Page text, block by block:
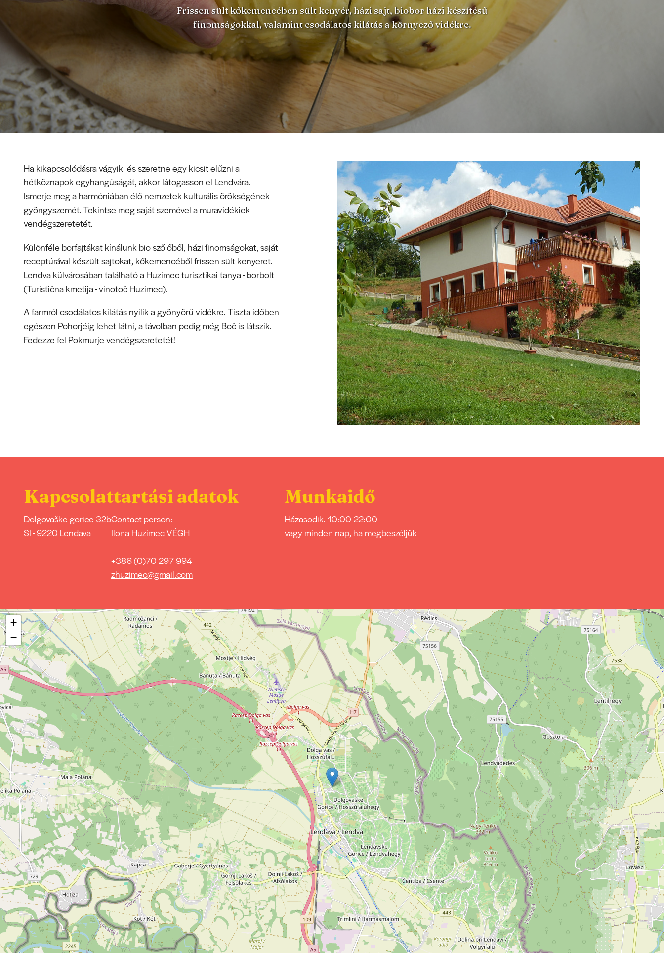
Frissen sült kőkemencében sült kenyér, házi sajt, biobor házi készítésű
finomságokkal, valamint csodálatos kilátás a környező vidékre.
Ha kikapcsolódásra vágyik, és szeretne egy kicsit elűzni a
hétköznapok egyhangúságát, akkor látogasson el Lendvára.
Ismerje meg a harmóniában élő nemzetek kulturális örökségének
gyöngyszemét. Tekintse meg saját szemével a muravidékiek
vendégszeretetét.
Különféle borfajtákat kínálunk bio szőlőből, házi finomságokat, saját
receptúrával készült sajtokat, kőkemencéből frissen sült kenyeret.
Lendva külvárosában található a Huzimec turisztikai tanya - borbolt
(Turistična kmetija - vinotoč Huzimec).
A farmról csodálatos kilátás nyílik a gyönyörű vidékre. Tiszta időben
egészen Pohorjéig lehet látni, a távolban pedig még Boč is látszik.
Fedezze fel Pokmurje vendégszeretetét!
Kapcsolattartási adatok
Dolgovaške gorice 32b
SI - 9220 Lendava
Contact person:
Ilona Huzimec VÉGH
+386 (0)70 297 994
zhuzimec@gmail.com
Munkaidő
Házasodik. 10:00-22:00
vagy minden nap, ha megbeszéljük
+
−